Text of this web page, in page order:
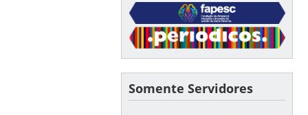
Somente Servidores